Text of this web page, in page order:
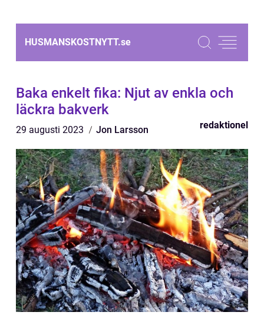
HUSMANSKOSTNYTT.se
Baka enkelt fika: Njut av enkla och
läckra bakverk
29 augusti 2023 Jon Larsson redaktionel